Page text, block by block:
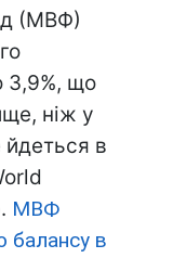
(МВФ)
3,9%, що
ніж у
йдеться в
МВФ
балансу в